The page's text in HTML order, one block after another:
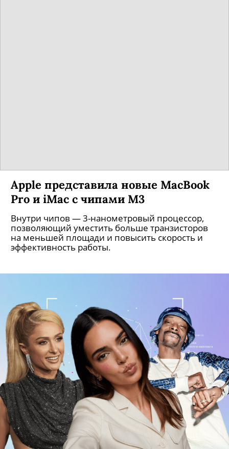
Apple представила новые MacBook
Pro и iMac с чипами M3
Внутри чипов — 3-нанометровый процессор,
позволяющий уместить больше транзисторов
на меньшей площади и повысить скорость и
эффективность работы.